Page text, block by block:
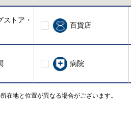
ストア・
百貨店
病院
在地と位置が異なる場合がございます。